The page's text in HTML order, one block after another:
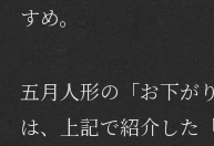
すめ。
五月人形の「お下が
は、上記で紹介した